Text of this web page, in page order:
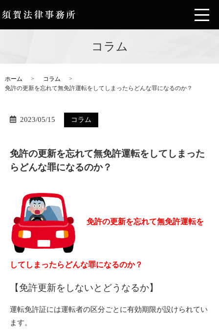
コラム
ホーム
コラム
免許の更新を忘れて無免許運転をしてしまったらどんな罪になるのか？
2023/05/15 コラム
免許の更新を忘れて無免許運転をしてしまった
らどんな罪になるのか？
免許の更新を忘れて無免許運転を
してしまったらどんな罪になるのか？
【免許更新をしないとどうなるか】
運転免許証には運転者の区分ごとに有効期限が設けられてい
ます。